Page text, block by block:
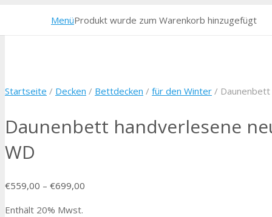
MenüProdukt wurde zum Warenkorb hinzugefügt
Startseite / Decken / Bettdecken / für den Winter / Daunenbett
Daunenbett handverlesene
WD
€559,00 – €699,00
Enthält 20% Mwst.